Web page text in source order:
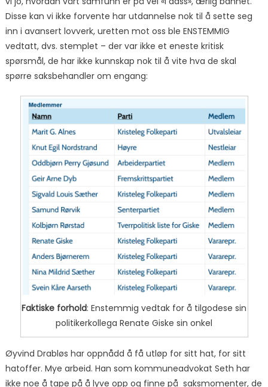
Disse kan vi ikke forvente har utdannelse nok til å sette seg
inn i avansert lovverk, uretten mot oss ble ENSTEMMIG
vedtatt, dvs. stemplet – der var ikke et eneste kritisk
spørsmål, de har ikke kunnskap nok til å vite hva de skal
spørre saksbehandler om engang:
Faktiske forhold: Enstemmig vedtak for å tilgodese sin
politikerkollega Renate Giske sin onkel
Øyvind Drabløs har oppnådd å få utløp for sitt hat, for sitt
hatoffer. Mye arbeid. Han som kommuneadvokat Seth har
ikke noe å tape på å lyve opp og finne på saksmomenter, de